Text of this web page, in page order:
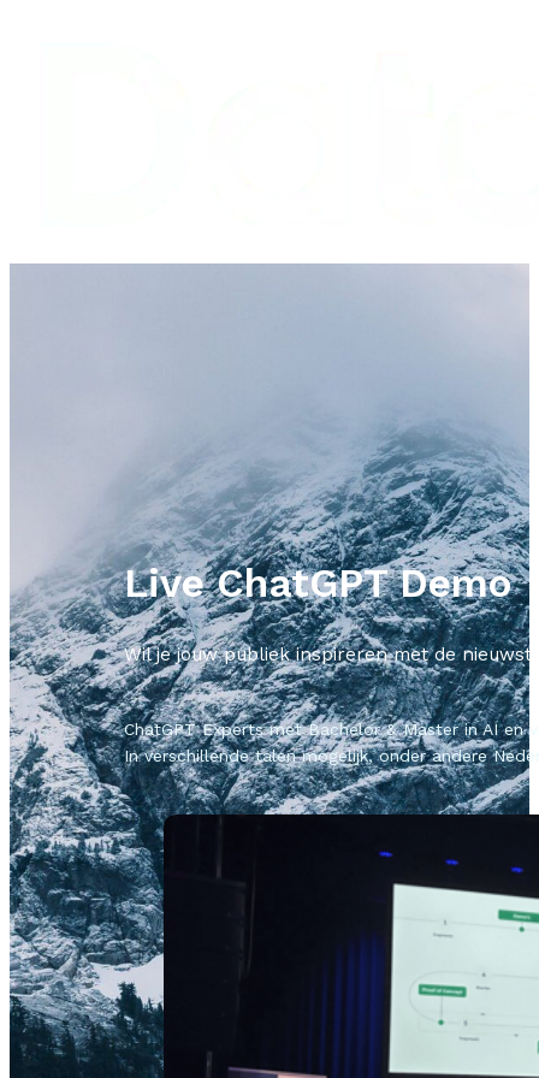
Live ChatGPT Demo
Wil je jouw publiek inspireren met de
ChatGPT Experts met Bachelor & Master in AI en
In verschillende talen mogelijk, onder andere